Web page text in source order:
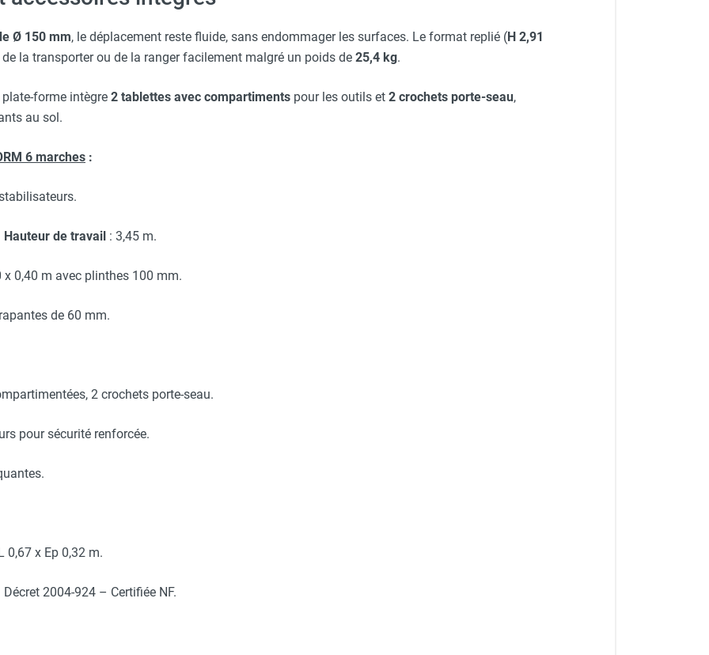
Ø 150 mm, le déplacement reste fluide, sans endommager les surfaces. Le format replié (H 2,91
la transporter ou de la ranger facilement malgré un poids de 25,4 kg.
forme intègre 2 tablettes avec compartiments pour les outils et 2 crochets porte-seau,
au sol.
6 marches :
Hauteur de travail : 3,45 m.
x 0,40 m avec plinthes 100 mm.
de 60 mm.
2 crochets porte-seau.
pour sécurité renforcée.
0,67 x Ep 0,32 m.
2004-924 – Certifiée NF.